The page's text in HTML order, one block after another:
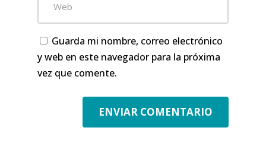
Guarda mi nombre, correo electrónico
y web en este navegador para la próxima
vez que comente.